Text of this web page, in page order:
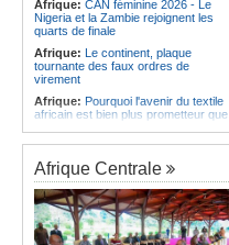
Afrique: CAN féminine 2026 - Le
Nigeria et la Zambie rejoignent les
quarts de finale
Afrique: Le continent, plaque
tournante des faux ordres de
virement
Afrique: Pourquoi l'avenir du textile
africain est bien plus prometteur que
Afrique:L'essor historique de
l'Éthiopie met à mal la campagne
d'hostilité menée par Le Caire
Afrique:La Cour international de
justice fixe le calendrier de la
procédure engagée par la RDC
contre le Rwanda
Afrique Centrale